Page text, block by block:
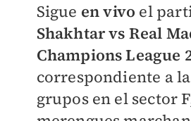
Sigue en vivo el
Shakhtar vs Real
Champions League
correspondiente a
grupos en el sector